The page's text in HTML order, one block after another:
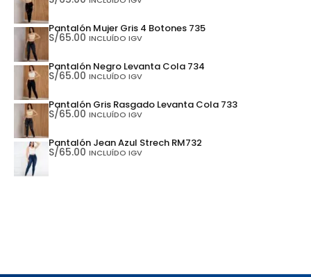
Pantalón Mujer Gris 4 Botones 735
S/65.00 INCLUÍDO IGV
Pantalón Negro Levanta Cola 734
S/65.00 INCLUÍDO IGV
Pantalón Gris Rasgado Levanta Cola 733
S/65.00 INCLUÍDO IGV
Pantalón Jean Azul Strech RM732
S/65.00 INCLUÍDO IGV